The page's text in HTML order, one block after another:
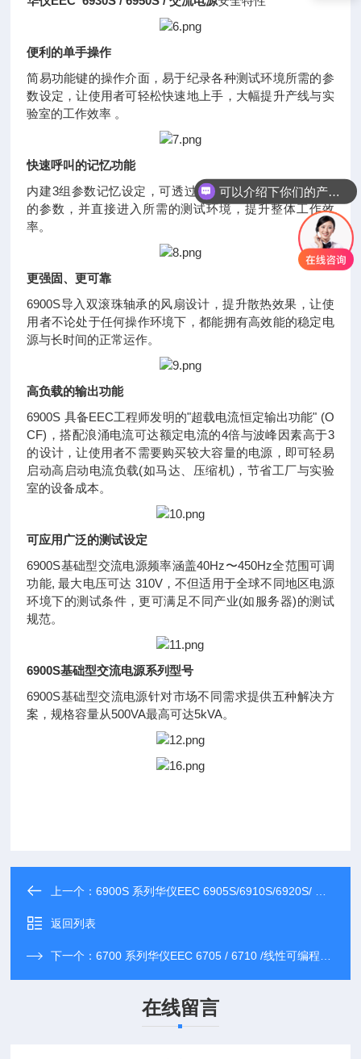
便利的单手操作
简易功能键的操作介面，易于纪录各种测试环境所需的参
数设定，让使用者可轻松快速地上手，大幅提升产线与实
验室的工作效率 。
快速呼叫的记忆功能
内建3组参数记忆设定，可透过快速键直接呼叫已设定过
的参数，并直接进入所需的测试环境，提升整体工作效
率。
更强固、更可靠
6900S导入双滚珠轴承的风扇设计，提升散热效果，让使
用者不论处于任何操作环境下，都能拥有高效能的稳定电
源与长时间的正常运作。
高负载的输出功能
6900S 具备EEC工程师发明的"超载电流恒定输出功能" (O
CF)，搭配浪涌电流可达额定电流的4倍与波峰因素高于3
的设计，让使用者不需要购买较大容量的电源，即可轻易
启动高启动电流负载(如马达、压缩机)，节省工厂与实验
室的设备成本。
可应用广泛的测试设定
6900S基础型交流电源频率涵盖40Hz〜450Hz全范围可调
功能, 最大电压可达 310V，不但适用于全球不同地区电源
环境下的测试条件，更可满足不同产业(如服务器)的测试
规范。
6900S基础型交流电源系列型号
6900S基础型交流电源针对市场不同需求提供五种解决方
案，规格容量从500VA最高可达5kVA。
上一个：6900S 系列华仪EEC 6905S/6910S/6920S/ 交流电源
返回列表
下一个：6700 系列华仪EEC 6705 / 6710 /线性可编程交流电源
在线留言
可以介绍下你们的产品么